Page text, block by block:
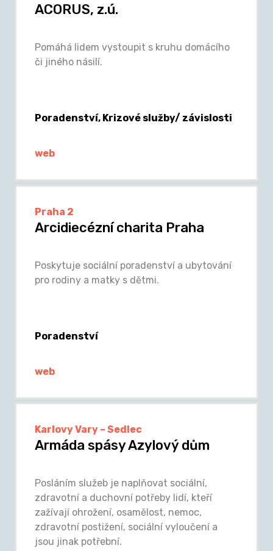
ACORUS, z.ú.
Pomáhá lidem vystoupit s kruhu domácího
či jiného násilí.
Poradenství, Krizové služby/ závislosti
web
Praha 2
Arcidiecézní charita Praha
Poskytuje sociální poradenství a ubytování
pro rodiny a matky s dětmi.
Poradenství
web
Karlovy Vary – Sedlec
Armáda spásy Azylový dům
Posláním služeb je naplňovat sociální,
zdravotní a duchovní potřeby lidí, kteří
zažívají ohrožení, osamělost, nemoc,
zdravotní postižení, sociální vyloučení a
jsou jinak potřební.